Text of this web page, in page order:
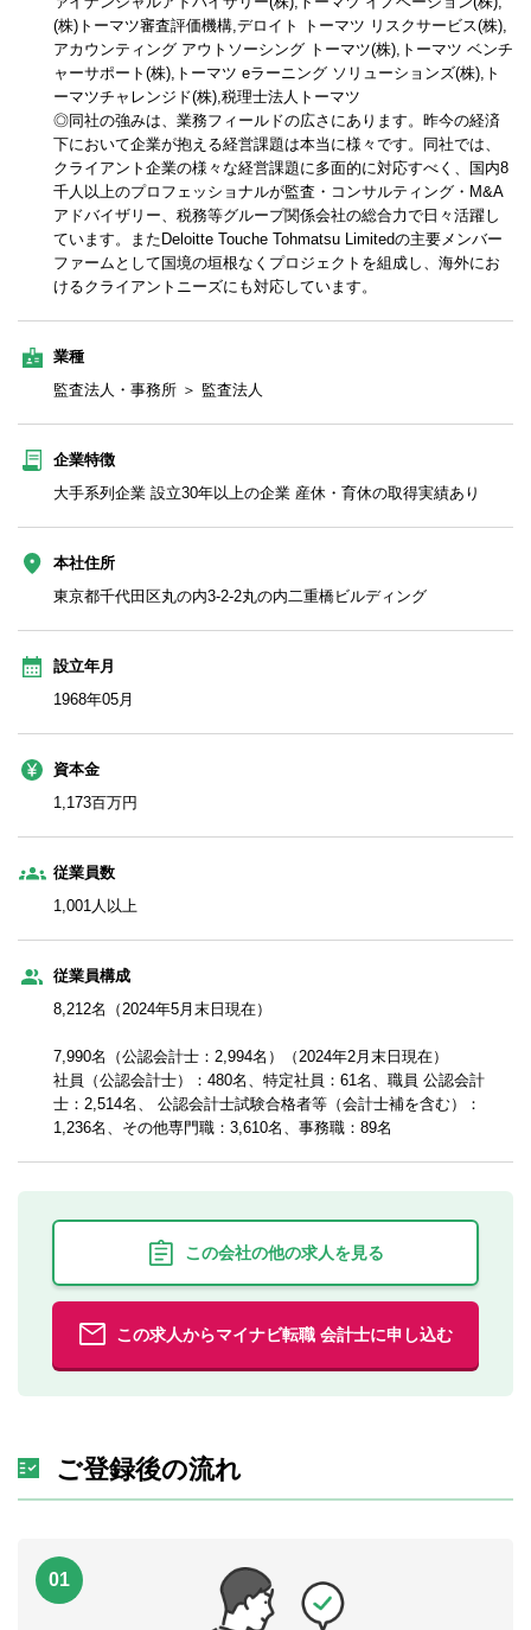
(株)トーマツ審査評価機構,デロイト トーマツ リスクサービス(株),
アカウンティング アウトソーシング トーマツ(株),トーマツ ベンチ
ャーサポート(株),トーマツ eラーニング ソリューションズ(株),ト
ーマツチャレンジド(株),税理士法人トーマツ
◎同社の強みは、業務フィールドの広さにあります。昨今の経済
下において企業が抱える経営課題は本当に様々です。同社では、
クライアント企業の様々な経営課題に多面的に対応すべく、国内8
千人以上のプロフェッショナルが監査・コンサルティング・M&A
アドバイザリー、税務等グループ関係会社の総合力で日々活躍し
ています。またDeloitte Touche Tohmatsu Limitedの主要メンバー
ファームとして国境の垣根なくプロジェクトを組成し、海外にお
けるクライアントニーズにも対応しています。
業種
監査法人・事務所 ＞ 監査法人
企業特徴
大手系列企業 設立30年以上の企業 産休・育休の取得実績あり
本社住所
東京都千代田区丸の内3‐2‐2丸の内二重橋ビルディング
設立年月
1968年05月
資本金
1,173百万円
従業員数
1,001人以上
従業員構成
8,212名（2024年5月末日現在）
7,990名（公認会計士：2,994名）（2024年2月末日現在）
社員（公認会計士）：480名、特定社員：61名、職員 公認会計
士：2,514名、 公認会計士試験合格者等（会計士補を含む）：
1,236名、その他専門職：3,610名、事務職：89名
この会社の他の求人を見る
この求人からマイナビ転職 会計士に申し込む
ご登録後の流れ
01